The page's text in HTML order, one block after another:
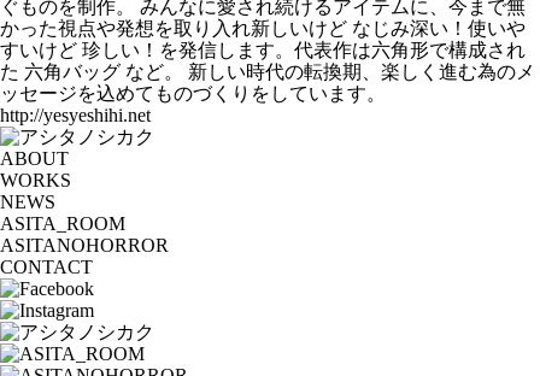
ぐものを制作。 みんなに愛され続けるアイテムに、今まで無
かった視点や発想を取り入れ新しいけど なじみ深い！使いや
すいけど 珍しい！を発信します。代表作は六角形で構成され
た 六角バッグ など。 新しい時代の転換期、楽しく進む為のメ
ッセージを込めてものづくりをしています。
http://yesyeshihi.net
ABOUT
WORKS
NEWS
ASITA_ROOM
ASITANOHORROR
CONTACT